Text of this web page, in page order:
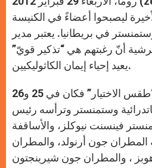
p e
r
k
ليصبحوا أعضاءً في الكنيسة
في بريطانيا. يعتبر مدير
أنّ رغبتهم هي “تذكير قويّ”
يعيد إحياء إيمان الكاثوليكيين.
أمّا الاحتفال المسمّى “طقس الاختيار” فكان في 25 و26
2012 في كاتدرائية وستمنستر وترأسه رئيس
فينسنت نيوكلز، والأساقفة
جون أرنولد، والمطران